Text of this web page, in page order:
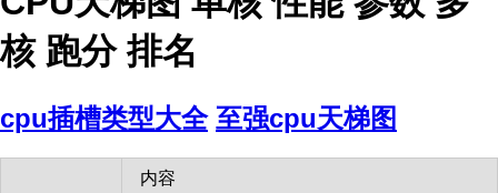
核 跑分 排名
cpu插槽类型大全 至强cpu天梯图
内容